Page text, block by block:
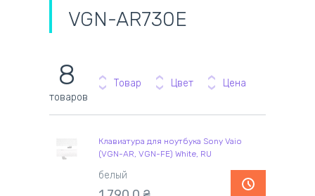
VGN-AR730E
8
товаров
Товар Цвет Цена
Клавиатура для ноутбука Sony Vaio
(VGN-AR, VGN-FE) White, RU
белый